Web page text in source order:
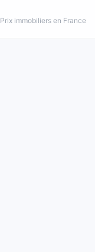
Prix immobiliers en France